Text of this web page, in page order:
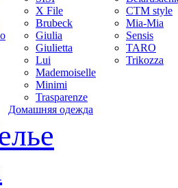
X File
Brubeck
Giulia
Giulietta
Lui
Mademoiselle
Minimi
Trasparenze
Домашняя одежда
CTM style
Mia-Mia
Sensis
TARO
Trikozza